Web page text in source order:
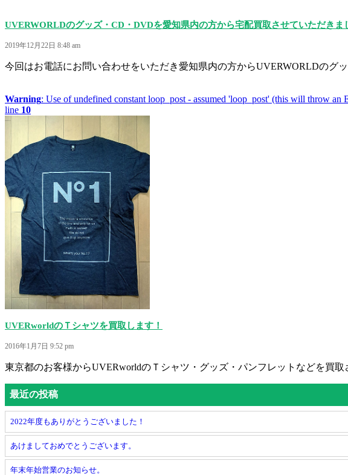
UVERWORLDのグッズ・CD・DVDを愛知県内の方から宅配買取させていただきま
2019年12月22日 8:48 am
今回はお電話にお問い合わせをいただき愛知県内の方からUVERWORLDのグ
Warning: Use of undefined constant loop_post - assumed 'loop_post' (this will throw an
line 10
UVERworldのＴシャツを買取します！
2016年1月7日 9:52 pm
東京都のお客様からUVERworldのＴシャツ・グッズ・パンフレットなどを買取
最近の投稿
2022年度もありがとうございました！
あけましておめでとうございます。
年末年始営業のお知らせ。